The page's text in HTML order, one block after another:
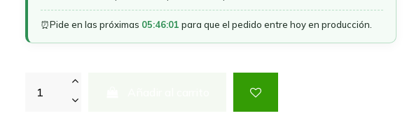
⏰Pide en las próximas 05:46:01 para que el pedido entre hoy en producción.